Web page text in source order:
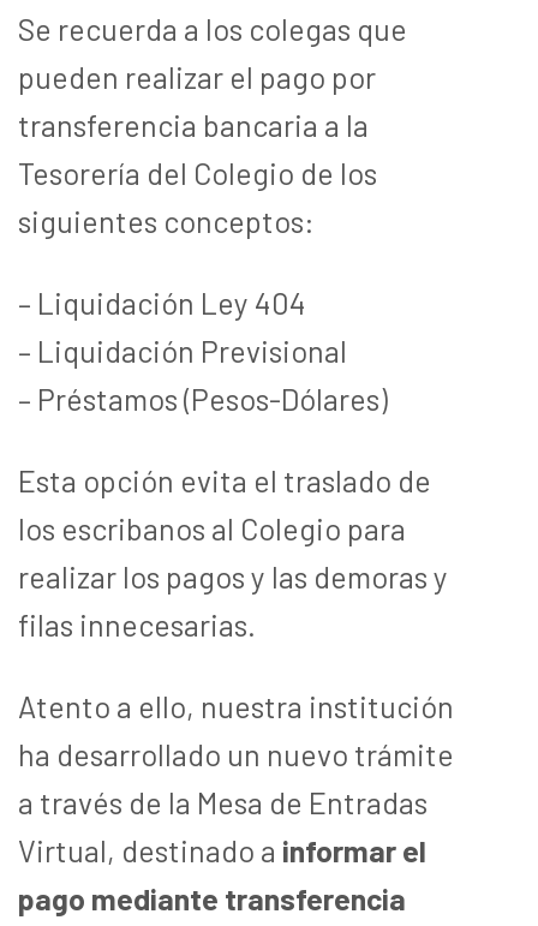
Se recuerda a los colegas que
pueden realizar el pago por
transferencia bancaria a la
Tesorería del Colegio de los
siguientes conceptos:
– Liquidación Ley 404
– Liquidación Previsional
– Préstamos (Pesos-Dólares)
Esta opción evita el traslado de
los escribanos al Colegio para
realizar los pagos y las demoras y
filas innecesarias.
Atento a ello, nuestra institución
ha desarrollado un nuevo trámite
a través de la Mesa de Entradas
Virtual, destinado a informar el
pago mediante transferencia